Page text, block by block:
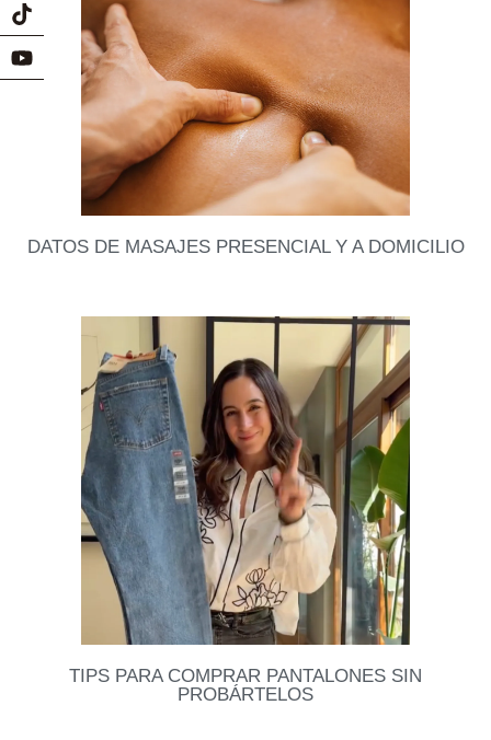
Hoy les comparto personas súper profesionales y
recomendadas que hacen masajes, presencial y a
domicilio, de diferente tipos como relajación,
descontracturantes, linfáticos, reductivos, post
Leer datos
DATOS DE MASAJES PRESENCIAL Y A DOMICILIO
TIPS PARA COMPRAR PANTALONES SIN
PROBÁRTELOS